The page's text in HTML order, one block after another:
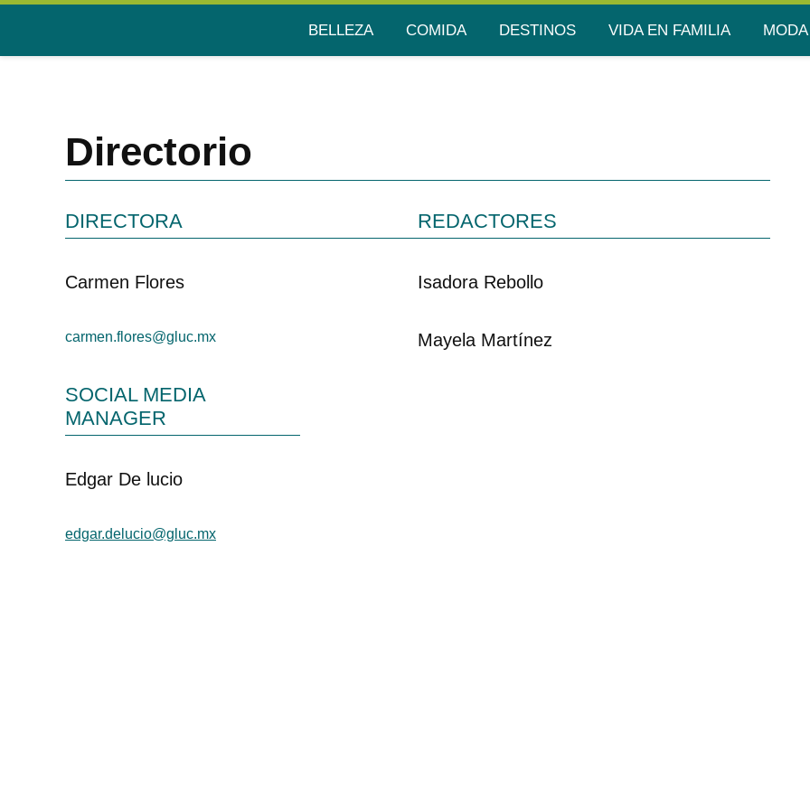
BELLEZA COMIDA DESTINOS VIDA EN FAMILIA MODA
Directorio
DIRECTORA
Carmen Flores
carmen.flores@gluc.mx
REDACTORES
Isadora Rebollo
Mayela Martínez
SOCIAL MEDIA
MANAGER
Edgar De lucio
edgar.delucio@gluc.mx